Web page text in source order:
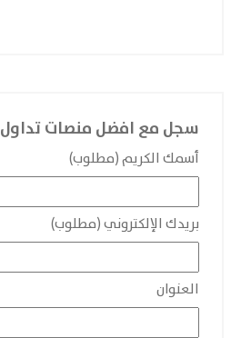
سجل مع افضل منصات تداول
أسمك الكريم (مطلوب)
بريدك الإلكتروني (مطلوب)
العنوان